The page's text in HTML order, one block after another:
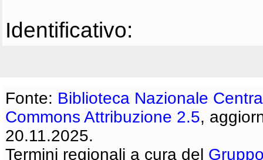
Identificativo:
Fonte: Biblioteca Nazionale
Commons Attribuzione 2.5,
20.11.2025.
Termini regionali a cura del